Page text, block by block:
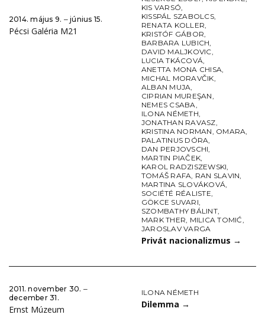
2014. május 9. ‒ június 15.
Pécsi Galéria M21
KIS VARSÓ,
KISSPÁL SZABOLCS,
RENATA KOLLER,
KRISTÓF GÁBOR,
BARBARA LUBICH,
DAVID MALJKOVIC,
LUCIA TKÁCOVÁ,
ANETTA MONA CHISA,
MICHAL MORAVČIK,
ALBAN MUJA,
CIPRIAN MUREŞAN,
NEMES CSABA,
ILONA NÉMETH,
JONATHAN RAVASZ,
KRISTINA NORMAN, OMARA,
PALATINUS DÓRA,
DAN PERJOVSCHI,
MARTIN PIAČEK,
KAROL RADZISZEWSKI,
TOMÁŠ RAFA, RAN SLAVIN,
MARTINA SLOVÁKOVÁ,
SOCIÉTÉ RÉALISTE,
GÖKCE SUVARI,
SZOMBATHY BÁLINT,
MARK THER, MILICA TOMIĆ,
JAROSLAV VARGA
Privát nacionalizmus →
2011. november 30. ‒
december 31.
Ernst Múzeum
ILONA NÉMETH
Dilemma →